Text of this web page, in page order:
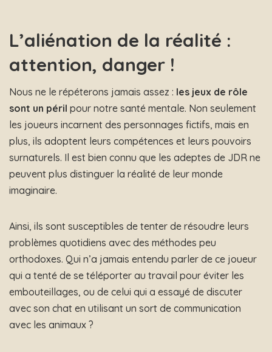
L’aliénation de la réalité :
attention, danger !
Nous ne le répéterons jamais assez : les jeux de rôle
sont un péril pour notre santé mentale. Non seulement
les joueurs incarnent des personnages fictifs, mais en
plus, ils adoptent leurs compétences et leurs pouvoirs
surnaturels. Il est bien connu que les adeptes de JDR ne
peuvent plus distinguer la réalité de leur monde
imaginaire.
Ainsi, ils sont susceptibles de tenter de résoudre leurs
problèmes quotidiens avec des méthodes peu
orthodoxes. Qui n’a jamais entendu parler de ce joueur
qui a tenté de se téléporter au travail pour éviter les
embouteillages, ou de celui qui a essayé de discuter
avec son chat en utilisant un sort de communication
avec les animaux ?